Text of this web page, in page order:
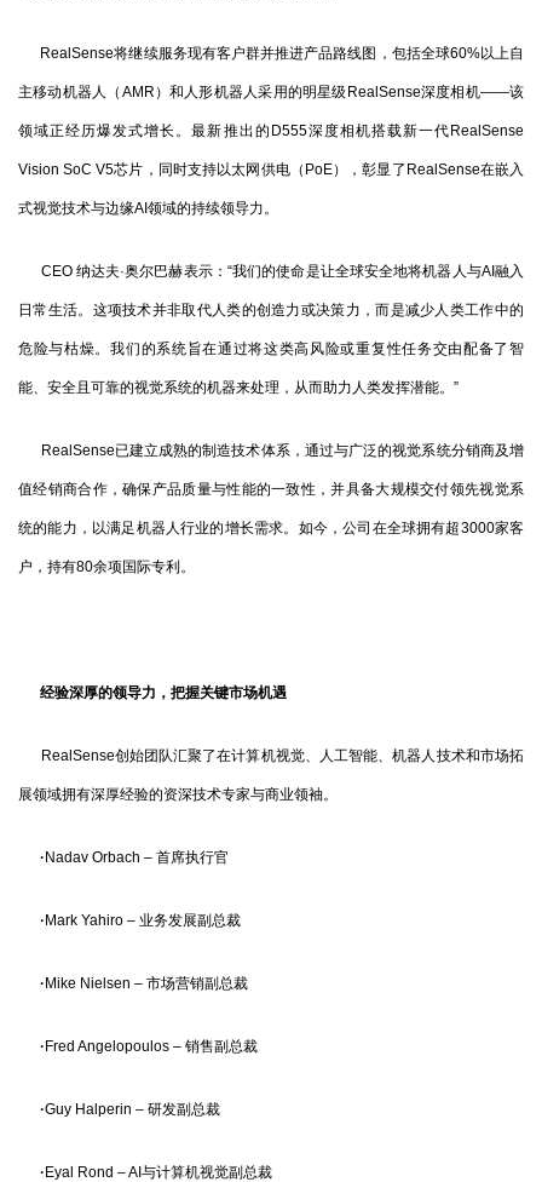
RealSense将继续服务现有客户群并推进产品路线图，包括全球60%以上自
主移动机器人（AMR）和人形机器人采用的明星级RealSense深度相机——该
领域正经历爆发式增长。最新推出的D555深度相机搭载新一代RealSense
Vision SoC V5芯片，同时支持以太网供电（PoE），彰显了RealSense在嵌入
式视觉技术与边缘AI领域的持续领导力。
CEO 纳达夫·奥尔巴赫表示：“我们的使命是让全球安全地将机器人与AI融入
日常生活。这项技术并非取代人类的创造力或决策力，而是减少人类工作中的
危险与枯燥。我们的系统旨在通过将这类高风险或重复性任务交由配备了智
能、安全且可靠的视觉系统的机器来处理，从而助力人类发挥潜能。”
RealSense已建立成熟的制造技术体系，通过与广泛的视觉系统分销商及增
值经销商合作，确保产品质量与性能的一致性，并具备大规模交付领先视觉系
统的能力，以满足机器人行业的增长需求。如今，公司在全球拥有超3000家客
户，持有80余项国际专利。
经验深厚的领导力，把握关键市场机遇
RealSense创始团队汇聚了在计算机视觉、人工智能、机器人技术和市场拓
展领域拥有深厚经验的资深技术专家与商业领袖。
· Nadav Orbach – 首席执行官
· Mark Yahiro – 业务发展副总裁
· Mike Nielsen – 市场营销副总裁
· Fred Angelopoulos – 销售副总裁
·Guy Halperin – 研发副总裁
· Eyal Rond – AI与计算机视觉副总裁